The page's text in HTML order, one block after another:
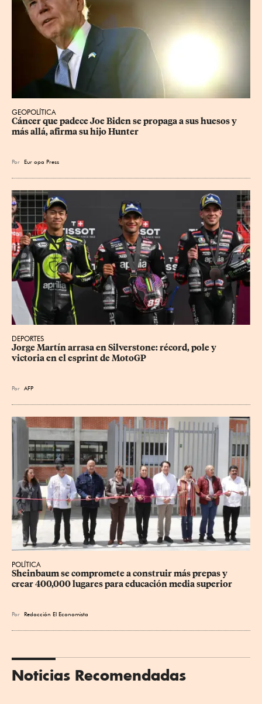
GEOPOLÍTICA
Cáncer que padece Joe Biden se propaga a sus huesos y
más allá, afirma su hijo Hunter
Por Eur opa Press
DEPORTES
Jorge Martín arrasa en Silverstone: récord, pole y
victoria en el esprint de MotoGP
Por AFP
POLÍTICA
Sheinbaum se compromete a construir más prepas y
crear 400,000 lugares para educación media superior
Por Redacción El Economista
Noticias Recomendadas